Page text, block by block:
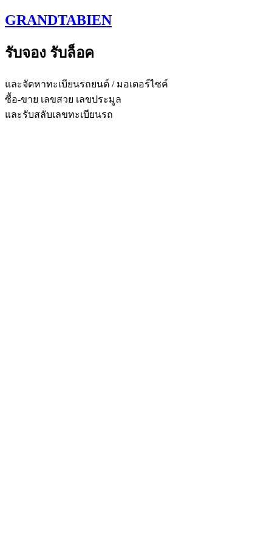
Skip
to
GRANDTABIEN
รับจอง รับล็อค
และจัดหาทะเบียนรถยนต์ / มอเตอร์ไซค์
ซื้อ-ขาย เลขสวย เลขประมูล
และรับสลับเลขทะเบียนรถ